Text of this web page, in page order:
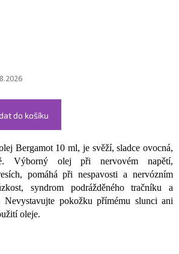
do košíku
Bergamot 10 ml, je svěží, sladce ovocná,
Výborný olej při nervovém napětí,
pomáhá při nespavosti a nervózním
syndrom podrážděného tračníku a
Nevystavujte pokožku přímému slunci ani
oleje.